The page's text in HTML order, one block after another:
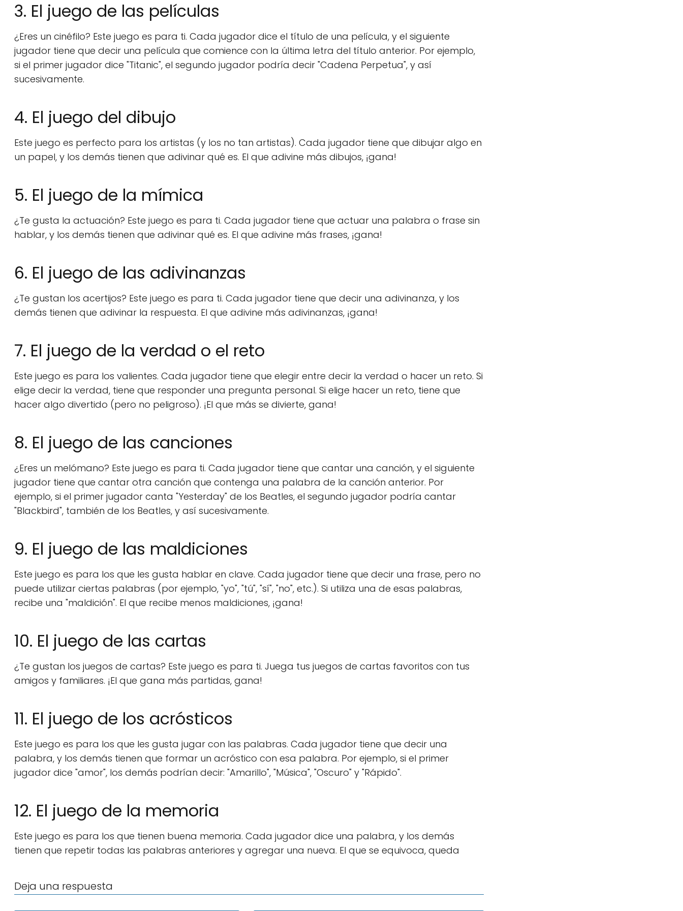
3. El juego de las películas
¿Eres un cinéfilo? Este juego es para ti. Cada jugador dice el título de una película, y el siguiente
jugador tiene que decir una película que comience con la última letra del título anterior. Por ejemplo,
si el primer jugador dice "Titanic", el segundo jugador podría decir "Cadena Perpetua", y así
sucesivamente.
4. El juego del dibujo
Este juego es perfecto para los artistas (y los no tan artistas). Cada jugador tiene que dibujar algo en
un papel, y los demás tienen que adivinar qué es. El que adivine más dibujos, ¡gana!
5. El juego de la mímica
¿Te gusta la actuación? Este juego es para ti. Cada jugador tiene que actuar una palabra o frase sin
hablar, y los demás tienen que adivinar qué es. El que adivine más frases, ¡gana!
6. El juego de las adivinanzas
¿Te gustan los acertijos? Este juego es para ti. Cada jugador tiene que decir una adivinanza, y los
demás tienen que adivinar la respuesta. El que adivine más adivinanzas, ¡gana!
7. El juego de la verdad o el reto
Este juego es para los valientes. Cada jugador tiene que elegir entre decir la verdad o hacer un reto. Si
elige decir la verdad, tiene que responder una pregunta personal. Si elige hacer un reto, tiene que
hacer algo divertido (pero no peligroso). ¡El que más se divierte, gana!
8. El juego de las canciones
¿Eres un melómano? Este juego es para ti. Cada jugador tiene que cantar una canción, y el siguiente
jugador tiene que cantar otra canción que contenga una palabra de la canción anterior. Por
ejemplo, si el primer jugador canta "Yesterday" de los Beatles, el segundo jugador podría cantar
"Blackbird", también de los Beatles, y así sucesivamente.
9. El juego de las maldiciones
Este juego es para los que les gusta hablar en clave. Cada jugador tiene que decir una frase, pero no
puede utilizar ciertas palabras (por ejemplo, "yo", "tú", "sí", "no", etc.). Si utiliza una de esas palabras,
recibe una "maldición". El que recibe menos maldiciones, ¡gana!
10. El juego de las cartas
¿Te gustan los juegos de cartas? Este juego es para ti. Juega tus juegos de cartas favoritos con tus
amigos y familiares. ¡El que gana más partidas, gana!
11. El juego de los acrósticos
Este juego es para los que les gusta jugar con las palabras. Cada jugador tiene que decir una
palabra, y los demás tienen que formar un acróstico con esa palabra. Por ejemplo, si el primer
jugador dice "amor", los demás podrían decir: "Amarillo", "Música", "Oscuro" y "Rápido".
12. El juego de la memoria
Este juego es para los que tienen buena memoria. Cada jugador dice una palabra, y los demás
tienen que repetir todas las palabras anteriores y agregar una nueva. El que se equivoca, queda
Deja una respuesta